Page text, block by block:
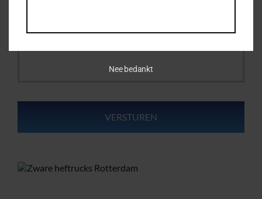
Nee bedankt